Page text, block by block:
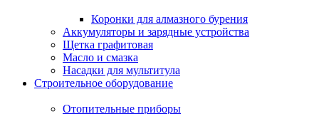
Коронки для алмазного бурения
Аккумуляторы и зарядные устройства
Щетка графитовая
Масло и смазка
Насадки для мультитула
Строительное оборудование
Отопительные приборы